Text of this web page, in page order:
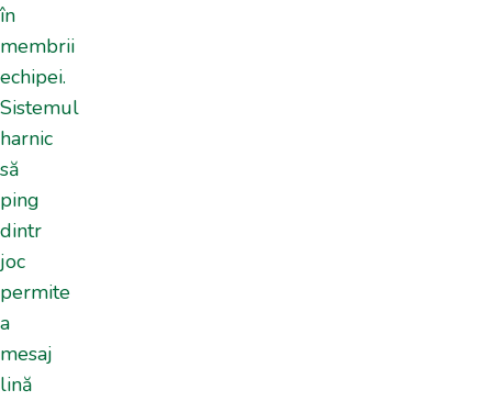
în
membrii
echipei.
Sistemul
harnic
să
ping
dintr
joc
permite
a
mesaj
lină